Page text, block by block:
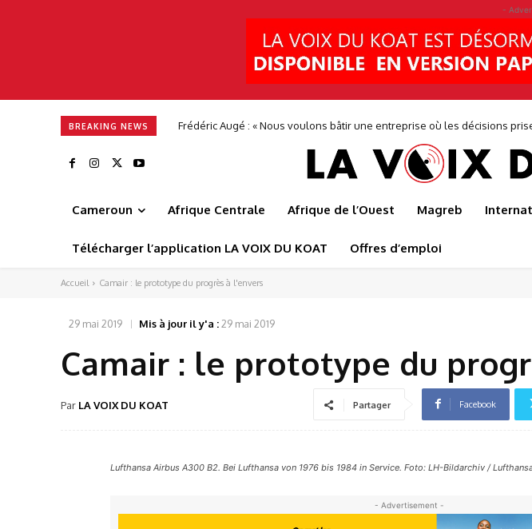
-
BREAKING NEWS Alimentation en eau potable : Camwater sauve l’usine de production de
Cameroun Afrique Centrale Afrique de l’Ouest Magreb
Télécharger l’application LA VOIX DU KOAT Offres d’emploi
Accueil Camair : le prototype du progrès à l'envers
29 mai 2019 Mis à jour il y'a :29 mai 2019
Camair : le prototype du
Par LA VOIX DU KOAT Partager Facebook
Lufthansa Airbus A300 B2. Bei Lufthansa von 1976 bis 1984 in Service. Foto: LH-Bildarchiv /
- Advertisement -